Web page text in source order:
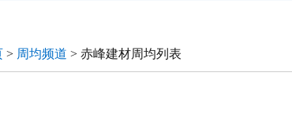
> 周均频道 > 赤峰建材周均列表